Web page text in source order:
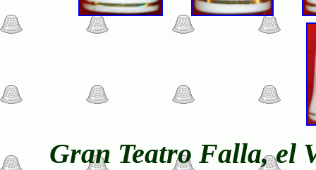
Gran Teatro Falla, el